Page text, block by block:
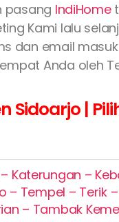
pasang IndiHome
Kami lalu
dan email
Anda oleh
|
Katerungan –
Tempel – Terik
– Tambak